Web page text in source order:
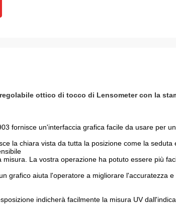
ottico di tocco di Lensometer con la
fornisce un'interfaccia grafica facile da usare per
la chiara vista da tutta la posizione come la seduta
La vostra operazione ha potuto essere più
grafico aiuta l'operatore a migliorare l'accuratezza
indicherà facilmente la misura UV